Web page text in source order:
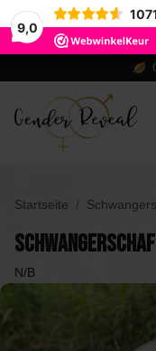
9,0
Startseite
N/B